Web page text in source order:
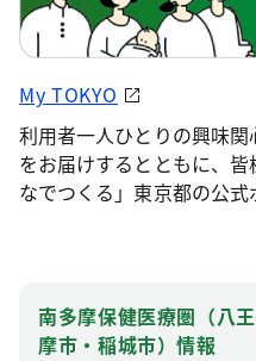
My TOKYO
利用者一人ひとりの興味
をお届けするとともに、
なでつくる」東京都の公式
南多摩保健医療圏（八
摩市・稲城市）情報